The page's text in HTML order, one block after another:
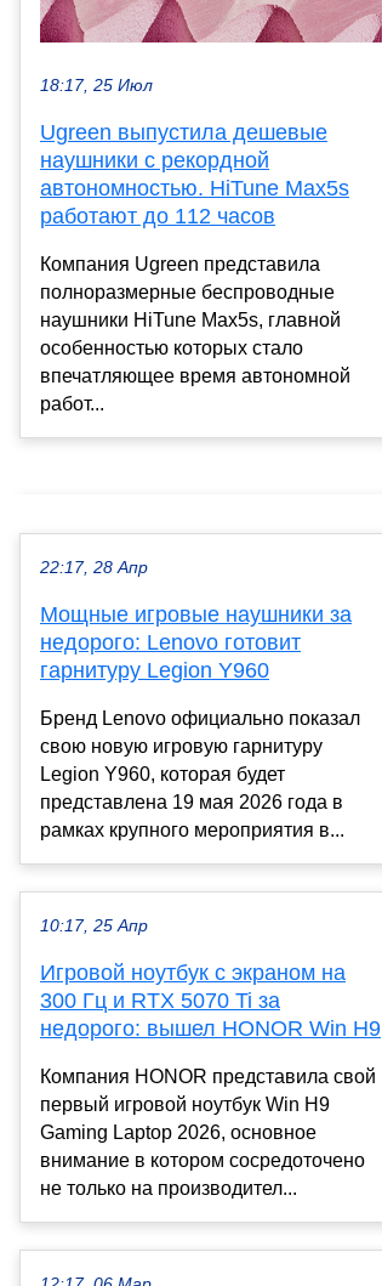
18:17, 25 Июл
Ugreen выпустила дешевые
наушники с рекордной
автономностью. HiTune Max5s
работают до 112 часов
Компания Ugreen представила
полноразмерные беспроводные
наушники HiTune Max5s, главной
особенностью которых стало
впечатляющее время автономной
работ...
22:17, 28 Апр
Мощные игровые наушники за
недорого: Lenovo готовит
гарнитуру Legion Y960
Бренд Lenovo официально показал
свою новую игровую гарнитуру
Legion Y960, которая будет
представлена 19 мая 2026 года в
рамках крупного мероприятия в...
10:17, 25 Апр
Игровой ноутбук с экраном на
300 Гц и RTX 5070 Ti за
недорого: вышел HONOR Win H9
Компания HONOR представила свой
первый игровой ноутбук Win H9
Gaming Laptop 2026, основное
внимание в котором сосредоточено
не только на производител...